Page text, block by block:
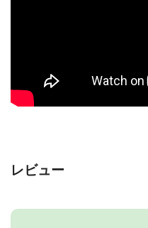
レビュー